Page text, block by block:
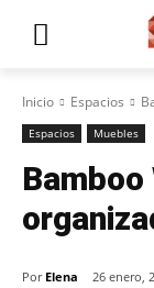
Inicio Espacios
Espacios Muebles
Por Elena 26 enero,